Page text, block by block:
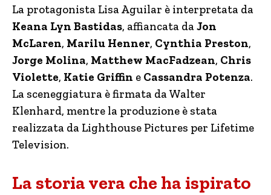
La protagonista Lisa Aguilar è interpretata da
Keana Lyn Bastidas, affiancata daJon
McLaren, Marilu Henner, Cynthia Preston,
Jorge Molina, Matthew MacFadzean, Chris
Violette, Katie Griffin e Cassandra Potenza.
La sceneggiatura è firmata da Walter
Klenhard, mentre la produzione è stata
realizzata da Lighthouse Pictures per Lifetime
Television.
La storia vera che ha ispirato